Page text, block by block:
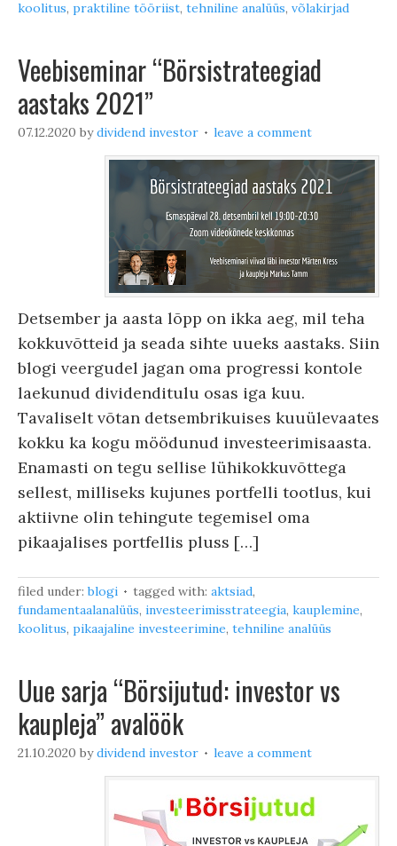
koolitus, praktiline tööriist, tehniline analüüs, võlakirjad
Veebiseminar “Börsistrateegiad
aastaks 2021”
07.12.2020 bydividend investor leave a comment
Detsember ja aasta lõpp on ikka aeg, mil teha
kokkuvõtteid ja seada sihte uueks aastaks. Siin
blogi veergudel jagan oma progressi kontole
laekunud dividenditulu osas iga kuu.
Tavaliselt võtan detsembrikuises kuuülevaates
kokku ka kogu möödunud investeerimisaasta.
Enamasti on tegu sellise lühikokkuvõttega
sellest, milliseks kujunes portfelli tootlus, kui
aktiivne olin tehingute tegemisel oma
pikaajalises portfellis pluss […]
filed under:blogi tagged with: aktsiad,
fundamentaalanalüüs, investeerimisstrateegia, kauplemine,
koolitus, pikaajaline investeerimine, tehniline analüüs
Uue sarja “Börsijutud: investor vs
kaupleja” avalöök
21.10.2020 bydividend investor leave a comment